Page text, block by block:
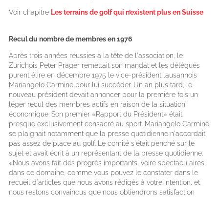
Voir chapitre Les terrains de golf qui n’existent plus en Suisse
Recul du nombre de membres en 1976
Après trois années réussies à la tête de l'association, le
Zurichois Peter Prager remettait son mandat et les délégués
purent élire en décembre 1975 le vice-président lausannois
Mariangelo Carmine pour lui succéder. Un an plus tard, le
nouveau président devait annoncer pour la première fois un
léger recul des membres actifs en raison de la situation
économique. Son premier «Rapport du Président» était
presque exclusivement consacré au sport. Mariangelo Carmine
se plaignait notamment que la presse quotidienne n'accordait
pas assez de place au golf. Le comité s'était penché sur le
sujet et avait écrit à un représentant de la presse quotidienne:
«Nous avons fait des progrès importants, voire spectaculaires,
dans ce domaine, comme vous pouvez le constater dans le
recueil d'articles que nous avons rédigés à votre intention, et
nous restons convaincus que nous obtiendrons satisfaction